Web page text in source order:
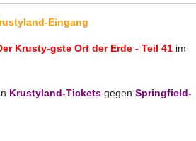
Eingang
Krusty-gste Ort der Erde - Teil 41 im
Krustyland-Tickets gegen Springfield-